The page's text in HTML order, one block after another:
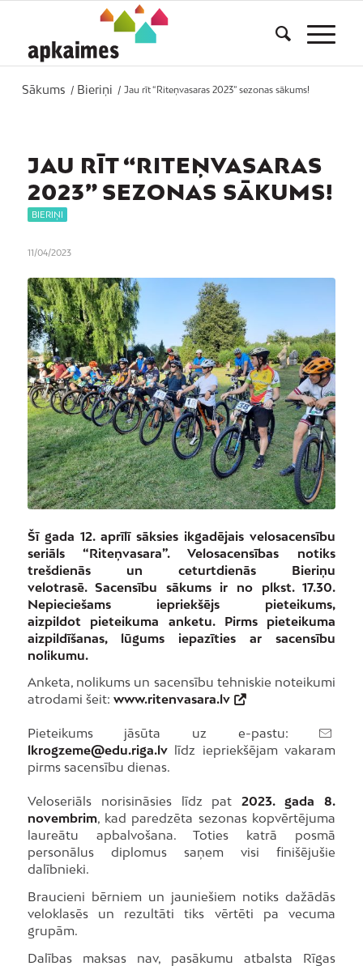
Sākums / Bieriņi / Jau rīt “Riteņvasaras 2023” sezonas sākums!
JAU RĪT “RITEŅVASARAS
2023” SEZONAS SĀKUMS!
BIERIŅI
11/04/2023
Šī gada 12. aprīlī sāksies ikgadējais velosacensību
seriāls “Riteņvasara”. Velosacensības notiks
trešdienās un ceturtdienās Bieriņu
velotrasē. Sacensību sākums ir no plkst. 17.30.
Nepieciešams iepriekšējs pieteikums,
aizpildot pieteikuma anketu. Pirms pieteikuma
aizpildīšanas, lūgums iepazīties ar sacensību
nolikumu.
Anketa, nolikums un sacensību tehniskie noteikumi
atrodami šeit: www.ritenvasara.lv
Pieteikums jāsūta uz e-pastu:
lkrogzeme@edu.riga.lvlīdz iepriekšējam vakaram
pirms sacensību dienas.
Veloseriāls norisināsies līdz pat2023. gada 8.
novembrim, kad paredzēta sezonas kopvērtējuma
laureātu apbalvošana. Toties katrā posmā
personālus diplomus saņem visi finišējušie
dalībnieki.
Braucieni bērniem un jauniešiem notiks dažādās
veloklasēs un rezultāti tiks vērtēti pa vecuma
grupām.
Dalības maksas nav, pasākumu atbalsta Rīgas